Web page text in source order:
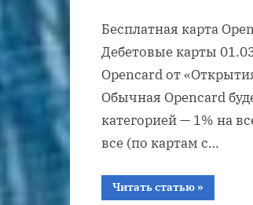
Бесплатная карта
Дебетовые карты
Opencard от
Обычная Opencard
категорией — 1% на
все (по картам с…
Читать статью
карта
»